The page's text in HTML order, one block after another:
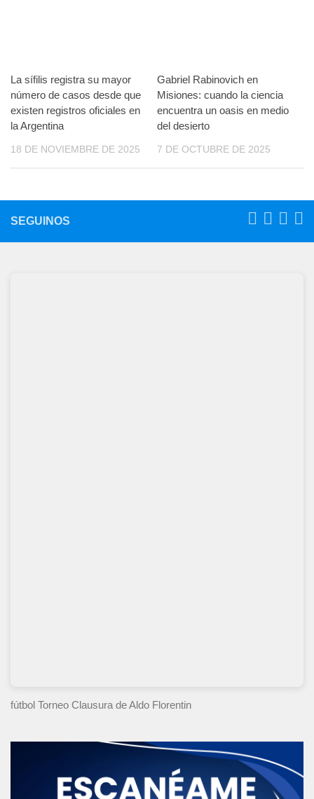
La sífilis registra su mayor
número de casos desde que
existen registros oficiales en
la Argentina
18 DE NOVIEMBRE DE 2025
Gabriel Rabinovich en
Misiones: cuando la ciencia
encuentra un oasis en medio
del desierto
7 DE OCTUBRE DE 2025
SEGUINOS
fútbol Torneo Clausura de Aldo Florentin